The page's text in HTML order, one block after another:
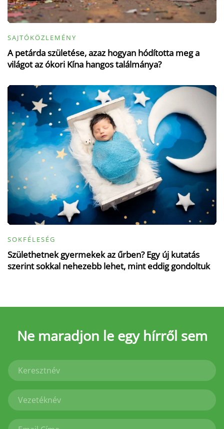
SAJTÓKÖZLEMÉNY
A petárda születése, azaz hogyan hódította meg a
világot az ókori Kína hangos találmánya?
SOKFÉLESÉG
Születhetnek gyermekek az űrben? Egy új kutatás
szerint sokkal nehezebb lehet, mint eddig gondoltuk
Ne maradjon le egy hírről sem